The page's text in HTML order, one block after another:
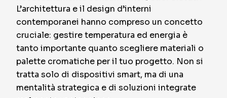
L’architettura e il design d’interni
contemporanei hanno compreso un concetto
cruciale: gestire temperatura ed energia è
tanto importante quanto scegliere materiali o
palette cromatiche per il tuo progetto. Non si
tratta solo di dispositivi smart, ma di una
mentalità strategica e di soluzioni integrate